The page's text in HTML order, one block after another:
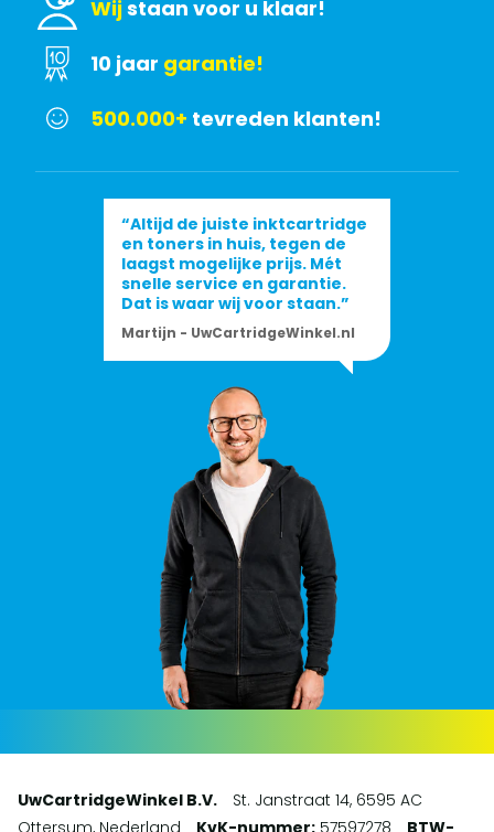
Wijstaan voor u klaar!
10 jaar garantie!
500.000+ tevreden klanten!
“Altijd de juiste inktcartridge
en toners in huis, tegen de
laagst mogelijke prijs. Mét
snelle service en garantie.
Dat is waar wij voor staan.”
Martijn - UwCartridgeWinkel.nl
UwCartridgeWinkel B.V.
St. Janstraat 14, 6595 AC